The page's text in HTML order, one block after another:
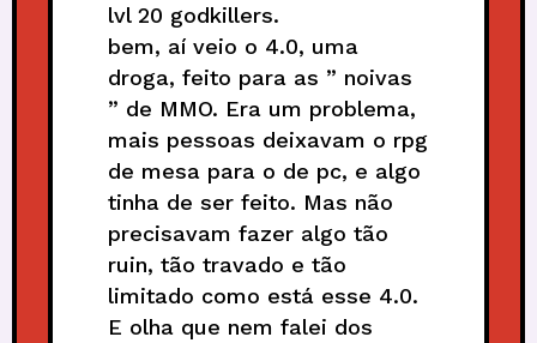
lvl 20 godkillers.
bem, aí veio o 4.0, uma
droga, feito para as ” noivas
” de MMO. Era um problema,
mais pessoas deixavam o rpg
de mesa para o de pc, e algo
tinha de ser feito. Mas não
precisavam fazer algo tão
ruin, tão travado e tão
limitado como está esse 4.0.
E olha que nem falei dos